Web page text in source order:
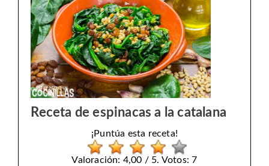
Receta de espinacas a la catalana
¡Puntúa esta receta!
Valoración: 4,00 / 5. Votos: 7